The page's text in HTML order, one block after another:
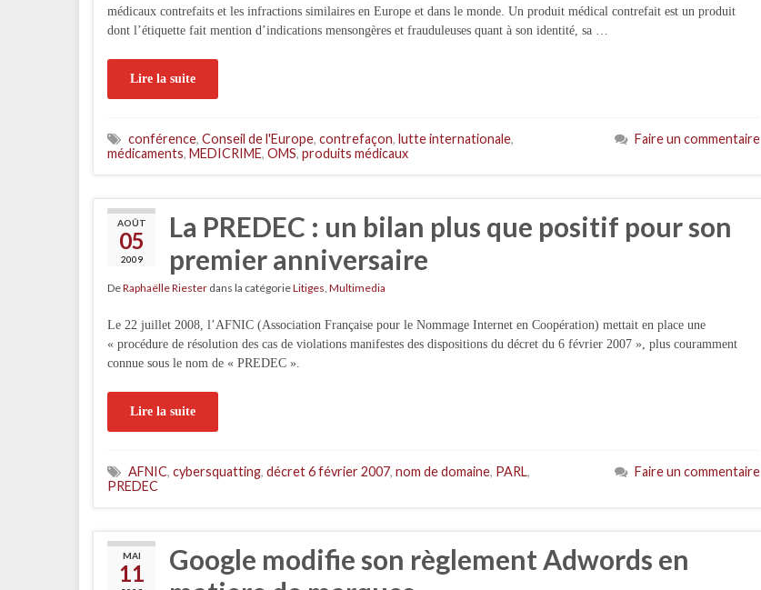
médicaux contrefaits et les infractions similaires en Europe et dans le monde. Un produit médical contrefait est un produit
dont l’étiquette fait mention d’indications mensongères et frauduleuses quant à son identité, sa …
Lire la suite
conférence, Conseil de l'Europe, contrefaçon, lutte internationale,
médicaments, MEDICRIME, OMS, produits médicaux
Faire un commentaire
AOÛT
05
2009
La PREDEC : un bilan plus que positif pour son
premier anniversaire
DeRaphaëlle Riester dans la catégorieLitiges, Multimedia
Le 22 juillet 2008, l’AFNIC (Association Française pour le Nommage Internet en Coopération) mettait en place une
« procédure de résolution des cas de violations manifestes des dispositions du décret du 6 février 2007 », plus couramment
connue sous le nom de « PREDEC ».
Lire la suite
AFNIC, cybersquatting, décret 6 février 2007, nom de domaine, PARL,
PREDEC
Faire un commentaire
MAI
11
Google modifie son règlement Adwords en